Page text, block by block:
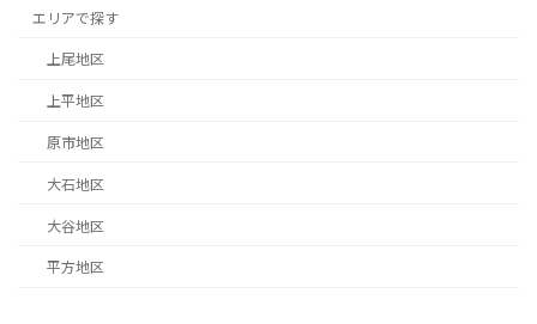
エリアで探す
上尾地区
上平地区
原市地区
大石地区
大谷地区
平方地区